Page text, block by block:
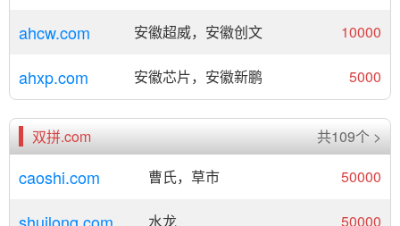
ahcw.com 安徽超威，安徽创文 10000
ahxp.com 安徽芯片，安徽新鹏 5000
双拼.com 共109个 >
caoshi.com 曹氏，草市 50000
水龙 50000